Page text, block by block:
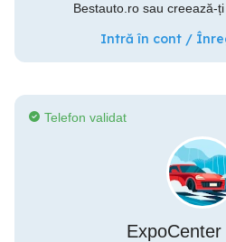
Bestauto.ro sau creează-
Intră în cont /
Telefon validat
ExpoCenter